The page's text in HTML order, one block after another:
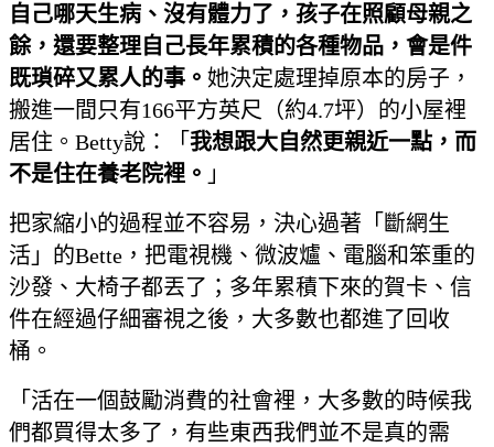
自己哪天生病、沒有體力了，孩子在照顧母親之
餘，還要整理自己長年累積的各種物品，會是件
既瑣碎又累人的事。 她決定處理掉原本的房子，
搬進一間只有166平方英尺（約4.7坪）的小屋裡
居住。Betty說：「 我想跟大自然更親近一點，而
不是住在養老院裡。 」
把家縮小的過程並不容易，決心過著「斷網生
活」的Bette，把電視機、微波爐、電腦和笨重的
沙發、大椅子都丟了；多年累積下來的賀卡、信
件在經過仔細審視之後，大多數也都進了回收
桶。
「活在一個鼓勵消費的社會裡，大多數的時候我
們都買得太多了，有些東西我們並不是真的需